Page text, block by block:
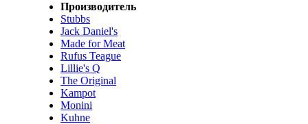
Производитель
Stubbs
Jack Daniel's
Made for Meat
Rufus Teague
Lillie's Q
The Original
Kampot
Monini
Kuhne